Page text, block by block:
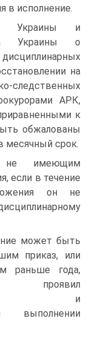
в исполнение.
Украины и
Украины о
на
АРК,
к
обжалованы
месячный срок.
не имеющим
если в течение
он не
может быть
приказ, или
раньше года,
проявил
и
выполнении